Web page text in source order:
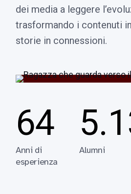
dei media a leggere
trasformando i contenuti
storie in connessioni.
64
Anni di
esperienza
Alumni